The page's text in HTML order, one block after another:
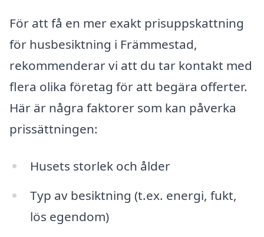
För att få en mer exakt prisuppskattning
för husbesiktning i Främmestad,
rekommenderar vi att du tar kontakt med
flera olika företag för att begära offerter.
Här är några faktorer som kan påverka
prissättningen:
Husets storlek och ålder
Typ av besiktning (t.ex. energi, fukt,
lös egendom)